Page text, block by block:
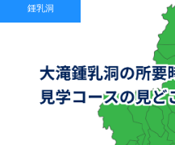
鍾乳洞